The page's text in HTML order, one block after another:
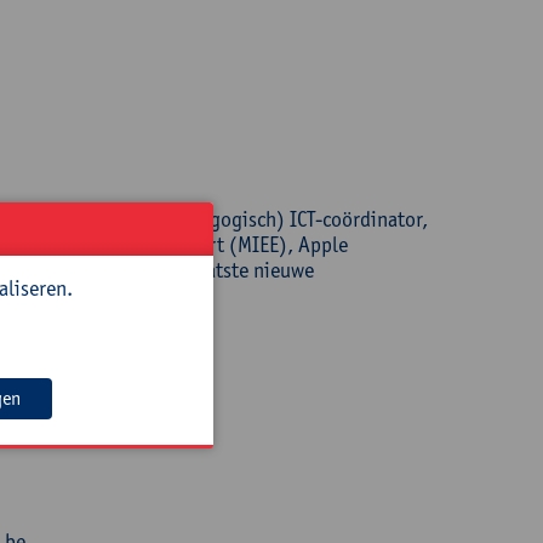
leerkracht, (pedagogisch) ICT-coördinator,
Educator Expert (MIEE), Apple
de hoogte van alle laatste nieuwe